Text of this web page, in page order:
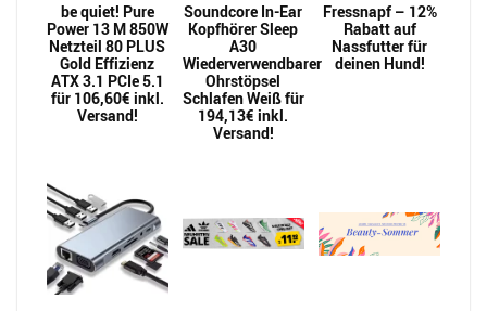
be quiet! Pure
Power 13 M 850W
Netzteil 80 PLUS
Gold Effizienz
ATX 3.1 PCIe 5.1
für 106,60€ inkl.
Versand!
Soundcore In-Ear
Kopfhörer Sleep
A30
Wiederverwendbarer
Ohrstöpsel
Schlafen Weiß für
194,13€ inkl.
Versand!
Fressnapf – 12%
Rabatt auf
Nassfutter für
deinen Hund!